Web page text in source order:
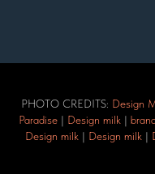
PHOTO CREDITS: Design
Paradise| Design milk |
Design milk | Design milk |